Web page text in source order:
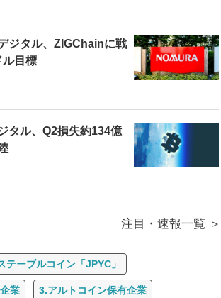
ジタル、ZIGChainに戦
目標
タル、Q2損失約134億
注目・速報一覧
テーブルコイン「JPYC」
業 3.アルトコイン保有企業